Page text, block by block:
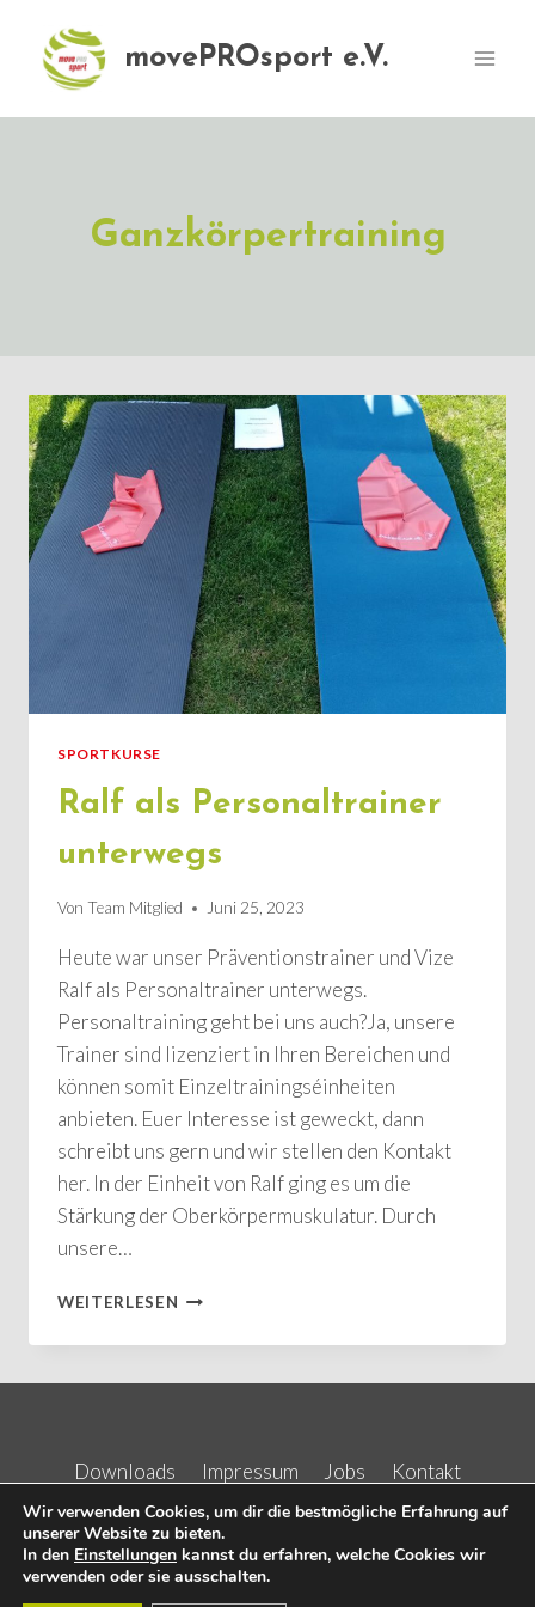
Inhalt
springen
movePROsport e.V.
Ganzkörpertraining
SPORTKURSE
Ralf als Personaltrainer
unterwegs
Von Team Mitglied Juni 25, 2023
Heute war unser Präventionstrainer und Vize
Ralf als Personaltrainer unterwegs.
Personaltraining geht bei uns auch?Ja, unsere
Trainer sind lizenziert in Ihren Bereichen und
können somit Einzeltrainingséinheiten
anbieten. Euer Interesse ist geweckt, dann
schreibt uns gern und wir stellen den Kontakt
her. In der Einheit von Ralf ging es um die
Stärkung der Oberkörpermuskulatur. Durch
unsere…
WEITERLESEN RALF
PERSONALTRAINER
Downloads Impressum Jobs
Kontakt
Kurse
Wir verwenden Cookies, um dir die bestmögliche Erfahrung auf
unserer Website zu bieten.
In den Einstellungen kannst du erfahren, welche Cookies wir
verwenden oder sie ausschalten.